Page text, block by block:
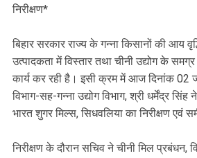
निरीक्षण*
बिहार सरकार राज्य के गन्ना किसानों की आय
उत्पादकता में विस्तार तथा चीनी उद्योग के
कार्य कर रही है। इसी क्रम में आज दिनांक 02
विभाग-सह-गन्ना उद्योग विभाग, श्री धर्मेंद्र
भारत शुगर मिल्स, सिधवलिया का निरीक्षण एवं
निरीक्षण के दौरान सचिव ने चीनी मिल प्रबंधन,